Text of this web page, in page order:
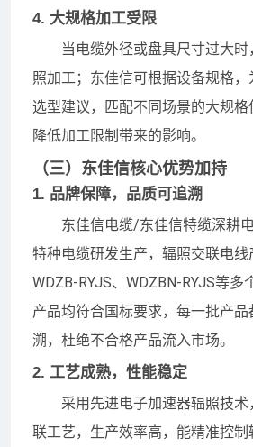
4. 大规格加工受限
当电缆外径或盘具尺寸过大
照加工；东佳信可根据设备规格
选型建议，匹配不同场景的大规
降低加工限制带来的影响。
（三）东佳信核心优势加持
1. 品牌保障，品质可追溯
东佳信电缆/东佳信特缆深耕
特种电缆研发生产，辐照交联电
WDZB-RYJS、WDZBN-RYJS等多
产品均符合国标要求，每一批产
溯，杜绝不合格产品流入市场。
2. 工艺成熟，性能稳定
采用先进电子加速器辐照技
联工艺，生产效率高，能精准控